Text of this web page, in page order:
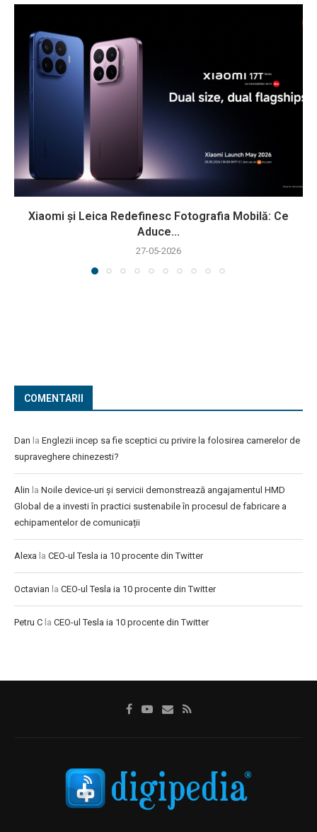
Xiaomi și Leica Redefinesc Fotografia Mobilă: Ce
Aduce...
27-05-2026
COMENTARII
Dan la Englezii incep sa fie sceptici cu privire la folosirea camerelor de
supraveghere chinezesti?
Alin la Noile device-uri și servicii demonstrează angajamentul HMD
Global de a investi în practici sustenabile în procesul de fabricare a
echipamentelor de comunicații
Alexa la CEO-ul Tesla ia 10 procente din Twitter
Octavian la CEO-ul Tesla ia 10 procente din Twitter
Petru C la CEO-ul Tesla ia 10 procente din Twitter